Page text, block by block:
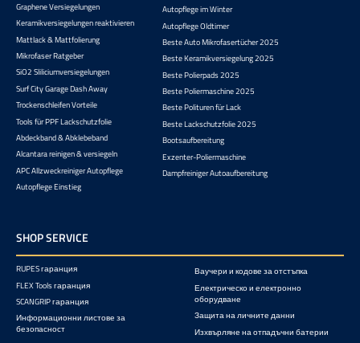
Graphene Versiegelungen
Keramikversiegelungen reaktivieren
Mattlack & Mattfolierung
Mikrofaser Ratgeber
SiO2 Sliliciumversiegelungen
Surf City Garage Dash Away
Trockenschleifen Vorteile
Tools für PPF Lackschutzfolie
Abdeckband & Abklebeband
Alcantara reinigen & versiegeln
APC Allzweckreiniger Autopflege
Autopflege Einstieg
Autopflege im Winter
Autopflege Oldtimer
Beste Auto Mikrofasertücher 2025
Beste Keramikversiegelung 2025
Beste Polierpads 2025
Beste Poliermaschine 2025
Beste Polituren für Lack
Beste Lackschutzfolie 2025
Bootsaufbereitung
Exzenter-Poliermaschine
Dampfreiniger Autoaufbereitung
SHOP SERVICE
RUPES гаранция
FLEX Tools гаранция
SCANGRIP гаранция
Информационни листове за
безопасност
Ваучери и кодове за отстъпка
Електрическо и електронно
оборудване
Защита на личните данни
Изхвърляне на отпадъчни батерии